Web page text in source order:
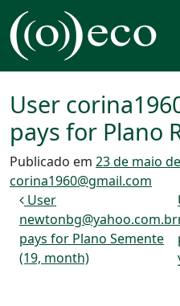
Pular para o conteúdo
Navegação principal
User
pays for Plano
Publicado em 23 de maio
corina1960@gmail.com
Navegação de
User
newtonbg@yahoo.com.br
pays for Plano Semente
(19, month)